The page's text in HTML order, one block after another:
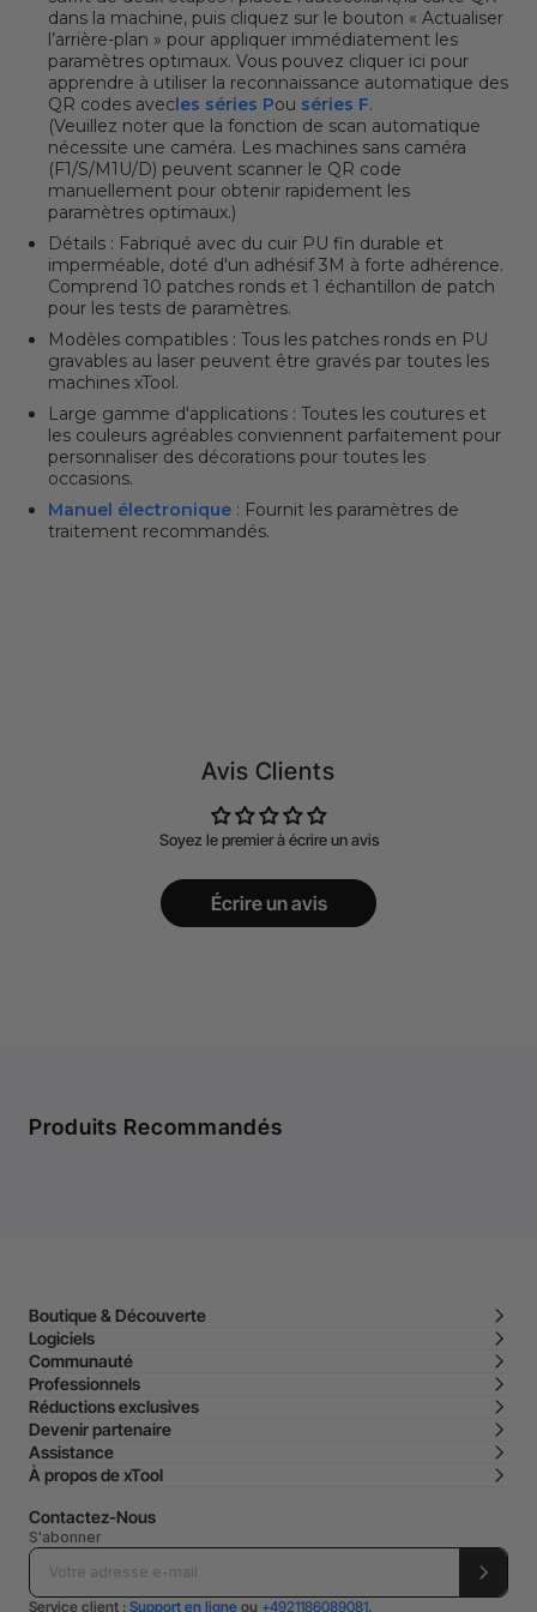
dans la machine, puis cliquez sur le bouton « Actualiser
l’arrière-plan » pour appliquer immédiatement les
paramètres optimaux. Vous pouvez cliquer ici pour
apprendre à utiliser la reconnaissance automatique des
QR codes avecles séries Pou séries F.
(Veuillez noter que la fonction de scan automatique
nécessite une caméra. Les machines sans caméra
(F1/S/M1U/D) peuvent scanner le QR code
manuellement pour obtenir rapidement les
paramètres optimaux.)
Détails : Fabriqué avec du cuir PU fin durable et
imperméable, doté d'un adhésif 3M à forte adhérence.
Comprend 10 patches ronds et 1 échantillon de patch
pour les tests de paramètres.
Modèles compatibles : Tous les patches ronds en PU
gravables au laser peuvent être gravés par toutes les
machines xTool.
Large gamme d'applications : Toutes les coutures et
les couleurs agréables conviennent parfaitement pour
personnaliser des décorations pour toutes les
occasions.
Manuel électronique : Fournit les paramètres de
traitement recommandés.
Avis Clients
Soyez le premier à écrire un avis
Écrire un avis
Produits Recommandés
Boutique & Découverte
Logiciels
Communauté
Professionnels
Réductions exclusives
Devenir partenaire
Assistance
À propos de xTool
Contactez-Nous
S'abonner
Service client : Support en ligne ou +4921186089081.